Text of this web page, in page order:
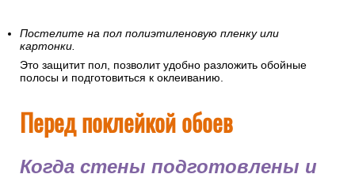
Постелите на пол полиэтиленовую пленку или
картонки.
Это защитит пол, позволит удобно разложить обойные
полосы и подготовиться к оклеиванию.
Перед поклейкой обоев
Когда стены подготовлены и